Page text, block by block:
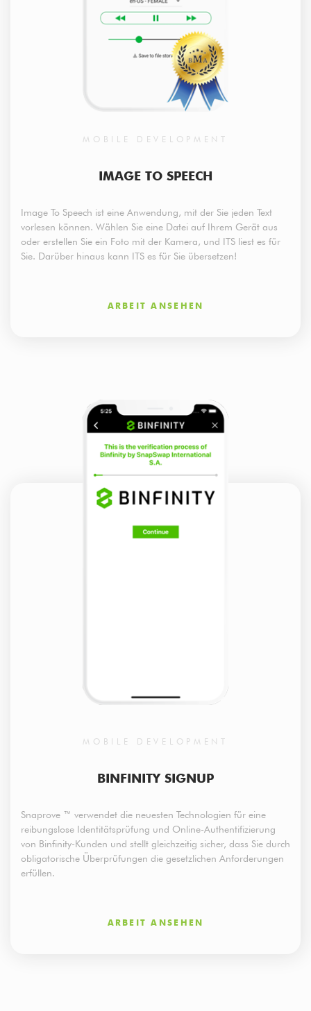
MOBILE DEVELOPMENT
IMAGE TO SPEECH
Image To Speech ist eine Anwendung, mit der Sie jeden Text
vorlesen können. Wählen Sie eine Datei auf Ihrem Gerät aus
oder erstellen Sie ein Foto mit der Kamera, und ITS liest es für
Sie. Darüber hinaus kann ITS es für Sie übersetzen!
ARBEIT ANSEHEN
MOBILE DEVELOPMENT
BINFINITY SIGNUP
Snaprove ™ verwendet die neuesten Technologien für eine
reibungslose Identitätsprüfung und Online-Authentifizierung
von Binfinity-Kunden und stellt gleichzeitig sicher, dass Sie durch
obligatorische Überprüfungen die gesetzlichen Anforderungen
erfüllen.
ARBEIT ANSEHEN